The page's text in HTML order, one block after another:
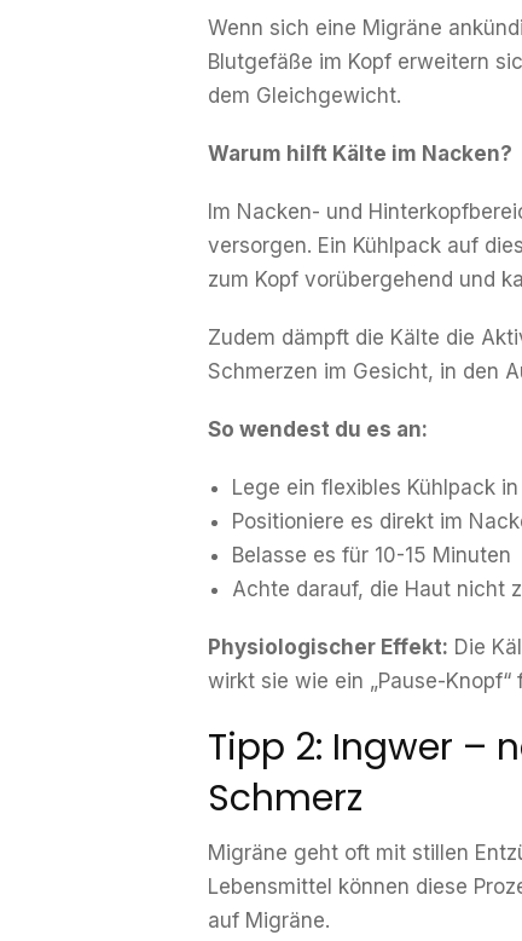
Wenn sich eine Migräne
Blutgefäße im Kopf erweitern
dem Gleichgewicht.
Warum hilft Kälte im Nacken?
Im Nacken- und
versorgen. Ein Kühlpack auf
zum Kopf vorübergehend und
Zudem dämpft die Kälte die
Schmerzen im Gesicht, in den
So wendest du es an:
Lege ein flexibles Kühlpack
Positioniere es direkt im
Belasse es für 10-15 Minuten
Achte darauf, die Haut nicht
Physiologischer Effekt: Die
wirkt sie wie ein „Pause-
Tipp 2: Ingwer –
Schmerz
Migräne geht oft mit stillen
Lebensmittel können diese
auf Migräne.